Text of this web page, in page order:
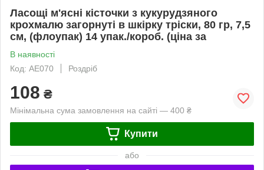
Ласощі м'ясні кісточки з кукурудзяного
крохмалю загорнуті в шкірку тріски, 80 гр, 7,5
см, (флоупак) 14 упак./короб. (ціна за
В наявності
Код: AE070
Роздріб
108 ₴
Мінімальна сума замовлення на сайті — 400 ₴
Купити
або